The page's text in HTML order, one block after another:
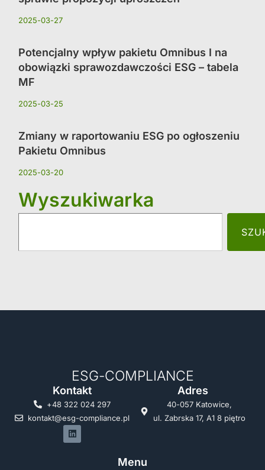
2025-03-27
Potencjalny wpływ pakietu Omnibus I na
obowiązki sprawozdawczości ESG – tabela
MF
2025-03-25
Zmiany w raportowaniu ESG po ogłoszeniu
Pakietu Omnibus
2025-03-20
Wyszukiwarka
ESG-COMPLIANCE
Kontakt
+48 322 024 297
kontakt@esg-compliance.pl
Adres
40-057 Katowice,
ul. Zabrska 17, A1 8 piętro
Menu